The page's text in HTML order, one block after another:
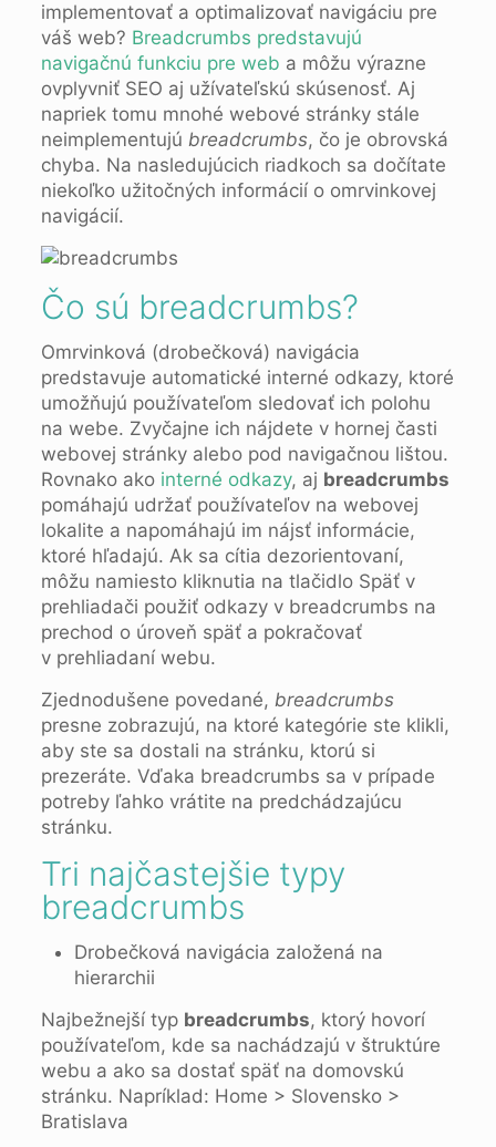
implementovať a optimalizovať navigáciu pre
váš web? Breadcrumbs predstavujú
navigačnú funkciu pre web a môžu výrazne
ovplyvniť SEO aj užívateľskú skúsenosť. Aj
napriek tomu mnohé webové stránky stále
neimplementujú breadcrumbs, čo je obrovská
chyba. Na nasledujúcich riadkoch sa dočítate
niekoľko užitočných informácií o omrvinkovej
navigácií.
Čo sú breadcrumbs?
Omrvinková (drobečková) navigácia
predstavuje automatické interné odkazy, ktoré
umožňujú používateľom sledovať ich polohu
na webe. Zvyčajne ich nájdete v hornej časti
webovej stránky alebo pod navigačnou lištou.
Rovnako ako interné odkazy, aj breadcrumbs
pomáhajú udržať používateľov na webovej
lokalite a napomáhajú im nájsť informácie,
ktoré hľadajú. Ak sa cítia dezorientovaní,
môžu namiesto kliknutia na tlačidlo Späť v
prehliadači použiť odkazy v breadcrumbs na
prechod o úroveň späť a pokračovať
v prehliadaní webu.
Zjednodušene povedané, breadcrumbs
presne zobrazujú, na ktoré kategórie ste klikli,
aby ste sa dostali na stránku, ktorú si
prezeráte. Vďaka breadcrumbs sa v prípade
potreby ľahko vrátite na predchádzajúcu
stránku.
Tri najčastejšie typy
breadcrumbs
Drobečková navigácia založená na
hierarchii
Najbežnejší typ breadcrumbs, ktorý hovorí
používateľom, kde sa nachádzajú v štruktúre
webu a ako sa dostať späť na domovskú
stránku. Napríklad: Home > Slovensko >
Bratislava